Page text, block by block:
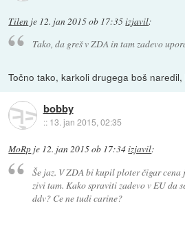
Tilen je 12. jan 2015 ob 17:35izjavil:
Tako, da greš v ZDA in tam zadevo
Točno tako, karkoli drugega boš
bobby
:: 13. jan 2015, 02:35
MoRp je 12. jan 2015 ob 17:34izjavil:
Še jaz. V ZDA bi kupil ploter čigar cena
zivi tam. Kako spraviti zadevo v EU da
ddv? Ce ne tudi carine?